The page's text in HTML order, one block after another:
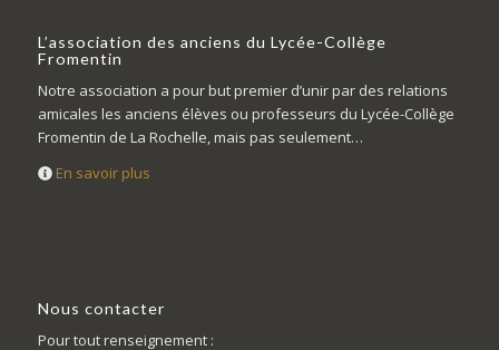
L’association des anciens du Lycée-Collège
Fromentin
Notre association a pour but premier d’unir par des relations
amicales les anciens élèves ou professeurs du Lycée-Collège
Fromentin de La Rochelle, mais pas seulement…
En savoir plus
Nous contacter
Pour tout renseignement :